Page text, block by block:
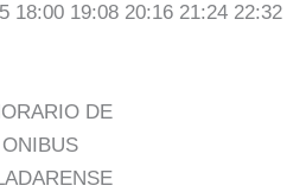
18:00 19:08 20:16 21:24 22:32